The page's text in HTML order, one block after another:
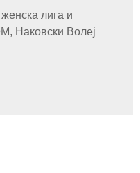
лига и
Наковски Волеј